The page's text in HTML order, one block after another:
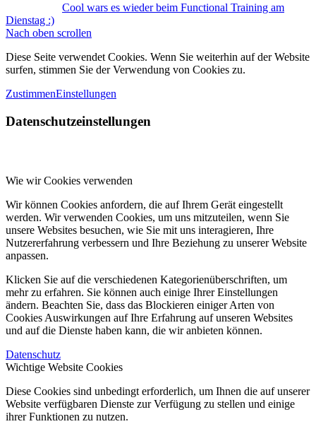
Cool wars es wieder beim Functional Training am
Dienstag :)
Nach oben scrollen
Diese Seite verwendet Cookies. Wenn Sie weiterhin auf der Website
surfen, stimmen Sie der Verwendung von Cookies zu.
ZustimmenEinstellungen
Datenschutzeinstellungen
Wie wir Cookies verwenden
Wir können Cookies anfordern, die auf Ihrem Gerät eingestellt
werden. Wir verwenden Cookies, um uns mitzuteilen, wenn Sie
unsere Websites besuchen, wie Sie mit uns interagieren, Ihre
Nutzererfahrung verbessern und Ihre Beziehung zu unserer Website
anpassen.
Klicken Sie auf die verschiedenen Kategorienüberschriften, um
mehr zu erfahren. Sie können auch einige Ihrer Einstellungen
ändern. Beachten Sie, dass das Blockieren einiger Arten von
Cookies Auswirkungen auf Ihre Erfahrung auf unseren Websites
und auf die Dienste haben kann, die wir anbieten können.
Datenschutz
Wichtige Website Cookies
Diese Cookies sind unbedingt erforderlich, um Ihnen die auf unserer
Website verfügbaren Dienste zur Verfügung zu stellen und einige
ihrer Funktionen zu nutzen.